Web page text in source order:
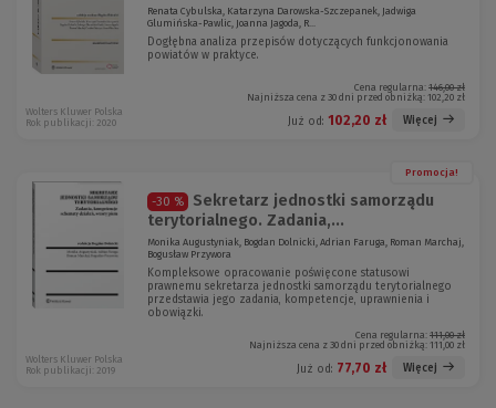
Renata Cybulska, Katarzyna Darowska-Szczepanek, Jadwiga
Glumińska-Pawlic, Joanna Jagoda, R...
Dogłębna analiza przepisów dotyczących funkcjonowania
powiatów w praktyce.
Cena regularna: 146,00 zł
Najniższa cena z 30 dni przed obniżką: 102,20 zł
Już od: 102,20 zł Więcej
Wolters Kluwer Polska
Rok publikacji: 2020
Promocja!
-30 %
Sekretarz jednostki samorządu
terytorialnego. Zadania,...
Monika Augustyniak, Bogdan Dolnicki, Adrian Faruga, Roman Marchaj,
Bogusław Przywora
Kompleksowe opracowanie poświęcone statusowi
prawnemu sekretarza jednostki samorządu terytorialnego
przedstawia jego zadania, kompetencje, uprawnienia i
obowiązki.
Cena regularna: 111,00 zł
Najniższa cena z 30 dni przed obniżką: 111,00 zł
Już od: 77,70 zł Więcej
Wolters Kluwer Polska
Rok publikacji: 2019